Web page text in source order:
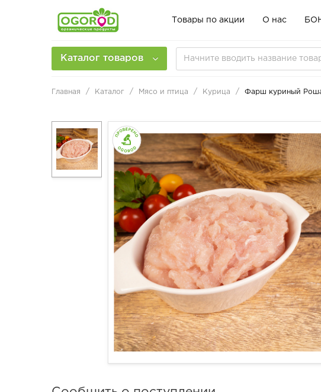
Товары по акции О нас
Каталог товаров
Главная Каталог Мясо и птица Курица Фарш куриный